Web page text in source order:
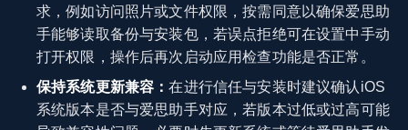
求，例如访问照片或文件权限，按需同意以确保爱思助
手能够读取备份与安装包，若误点拒绝可在设置中手动
打开权限，操作后再次启动应用检查功能是否正常。
保持系统更新兼容：在进行信任与安装时建议确认iOS
系统版本是否与爱思助手对应，若版本过低或过高可能